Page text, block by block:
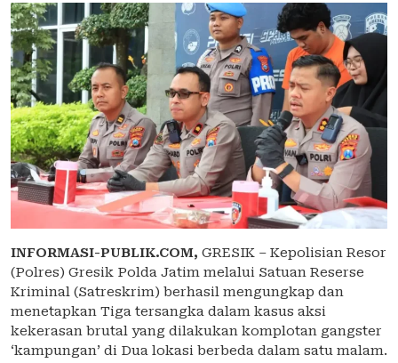
INFORMASI-PUBLIK.COM, GRESIK – Kepolisian Resor
(Polres) Gresik Polda Jatim melalui Satuan Reserse
Kriminal (Satreskrim) berhasil mengungkap dan
menetapkan Tiga tersangka dalam kasus aksi
kekerasan brutal yang dilakukan komplotan gangster
‘kampungan’ di Dua lokasi berbeda dalam satu malam.